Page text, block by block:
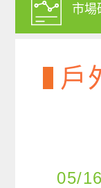
市場
戶
05/